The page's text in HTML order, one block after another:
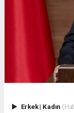
Erkek| Kadın